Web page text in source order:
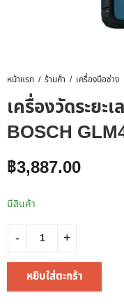
หน้าแรก ร้านค้า เครื่องมือช่าง
เครื่องวัดระยะเ
BOSCH
฿3,887.00
มีสินค้า
หยิบใส่ตะกร้า